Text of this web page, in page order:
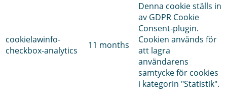
cookielawinfo-
checkbox-analytics
11 months
Denna cookie ställs in
av GDPR Cookie
Consent-plugin.
Cookien används för
att lagra
användarens
samtycke för cookies
i kategorin "Statistik".